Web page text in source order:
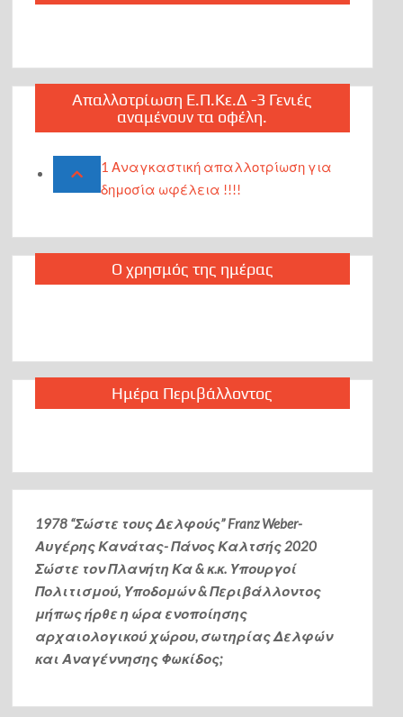
Απαλλοτρίωση Ε.Π.Κε.Δ -3 Γενιές
αναμένουν τα οφέλη.
1 Αναγκαστική απαλλοτρίωση για
δημοσία ωφέλεια !!!!
Ο χρησμός της ημέρας
Ημέρα Περιβάλλοντος
1978 “Σώστε τους Δελφούς” Franz Weber-
Αυγέρης Κανάτας- Πάνος Καλτσής2020
Σώστε τον Πλανήτη Κα & κ.κ. Υπουργοί
Πολιτισμού, Υποδομών & Περιβάλλοντος
μήπως ήρθε η ώρα ενοποίησης
αρχαιολογικού χώρου, σωτηρίας Δελφών
και Αναγέννησης Φωκίδος;